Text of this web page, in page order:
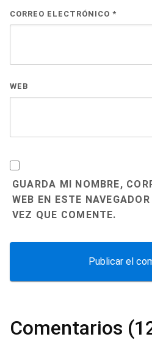
CORREO ELECTRÓNICO *
WEB
GUARDA MI NOMBRE,
WEB EN ESTE
VEZ QUE COMENTE.
Comentarios